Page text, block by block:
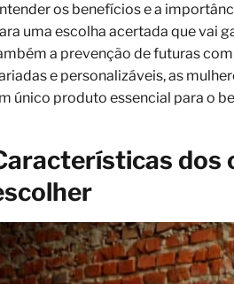
os benefícios e a
uma escolha acertada que vai
a prevenção de futuras
e personalizáveis, as
único produto essencial para o
dos